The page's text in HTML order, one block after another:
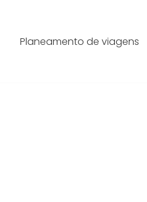
Planeamento de viagens